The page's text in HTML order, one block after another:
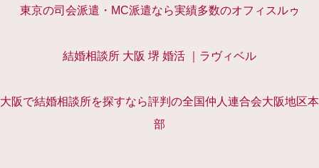
東京の司会派遣・MC派遣なら実績多数のオフィスルゥ
結婚相談所 大阪 堺 婚活 ｜ラヴィベル
大阪で結婚相談所を探すなら評判の全国仲人連合会大阪地区本
部